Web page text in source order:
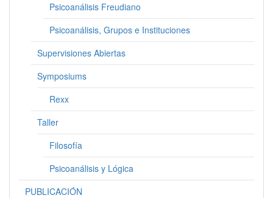
Psicoanálisis Freudiano
Psicoanálisis, Grupos e Instituciones
Supervisiones Abiertas
Symposiums
Rexx
Taller
Filosofía
Psicoanálisis y Lógica
PUBLICACIÓN